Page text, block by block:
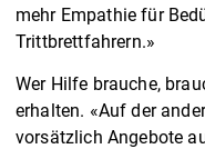
mehr Empathie für
Trittbrettfahrern.»
Wer Hilfe brauche,
erhalten. «Auf der
vorsätzlich Angebote